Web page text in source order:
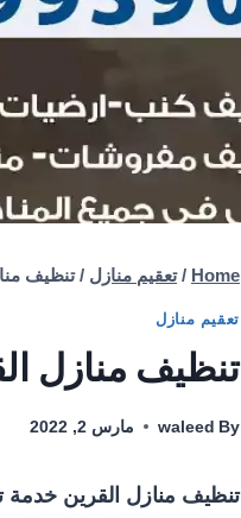
Home
/ تعقيم منازل / تنظيف منازل القرين
تعقيم منازل
تنظيف منازل القرين 50993903
By
waleed مارس 2, 2022
تنظيف منازل القرين خدمة